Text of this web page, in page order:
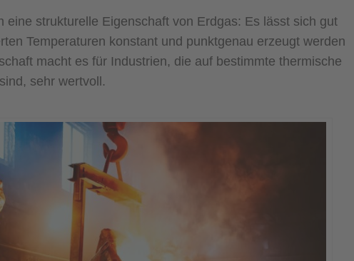
eine strukturelle Eigenschaft von Erdgas: Es lässt sich gut
Temperaturen konstant und punktgenau erzeugt werden
macht es für Industrien, die auf bestimmte thermische
sehr wertvoll.